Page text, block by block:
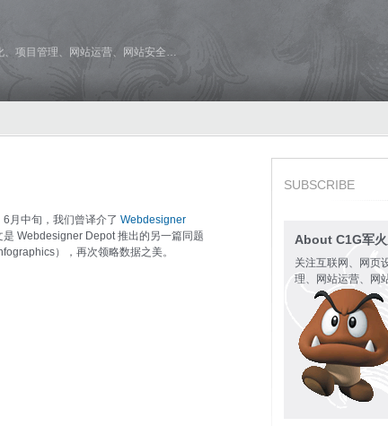
、项目管理、网站运营、网站安全…
月中旬，我们曾译介了 Webdesigner
是 Webdesigner Depot 推出的另一篇同题
），再次领略数据之美。
SUBSCRIBE
About C1G军
关注互联网、网页
理、网站运营、网